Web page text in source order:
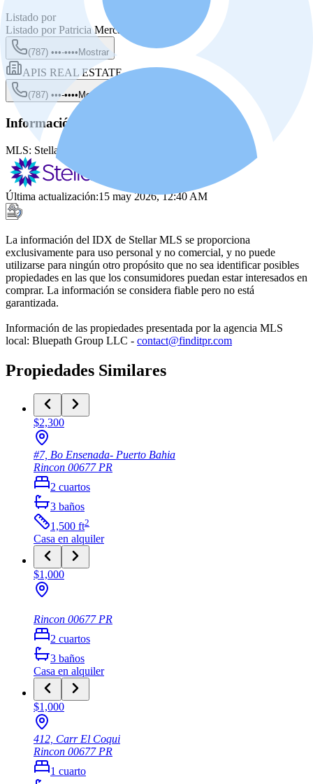
Listado por
Listado por Patricia Mercado
(787) •••-•••• Mostrar
APIS REAL ESTATE
(787) •••-•••• Mostrar
Información de la fuente
MLS: Stellar MLS
Última actualización:15 may 2026, 12:40 AM
La información del IDX de Stellar MLS se proporciona
exclusivamente para uso personal y no comercial, y no puede
utilizarse para ningún otro propósito que no sea identificar posibles
propiedades en las que los consumidores puedan estar interesados en
comprar. La información se considera fiable pero no está
garantizada.
Información de las propiedades presentada por la agencia MLS
local: Bluepath Group LLC - contact@finditpr.com
Propiedades Similares
$2,300
#7, Bo Ensenada- Puerto Bahia
Rincon 00677PR
2 cuartos
3 baños
1,500 ft2
Casa en alquiler
$1,000
Rincon 00677PR
2 cuartos
3 baños
Casa en alquiler
$1,000
412, Carr El Coqui
Rincon 00677PR
1 cuarto